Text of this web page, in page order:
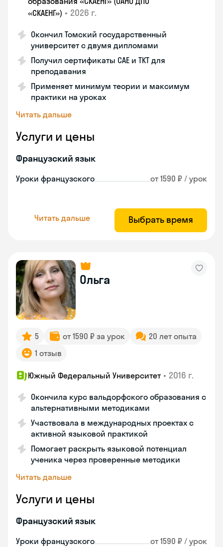
«СКАЕНГ») • 2026 г.
Окончил Томский государственный
университет с двумя дипломами
Получил сертификаты CAE и TKT для
преподавания
Применяет минимум теории и максимум
практики на уроках
Читать дальше
Услуги и цены
Французский язык
Уроки французского от 1590 ₽ / урок
Читать дальше Выбрать время
Ольга
5 от 1590 ₽ за урок
20 лет опыта
1 отзыв
Южный Федеральный Университет • 2016 г.
Окончила курс вальдорфского образования с
альтернативными методиками
Участвовала в международных проектах с
активной языковой практикой
Помогает раскрыть языковой потенциал
ученика через проверенные методики
Читать дальше
Услуги и цены
Французский язык
Уроки французского от 1590 ₽ / урок